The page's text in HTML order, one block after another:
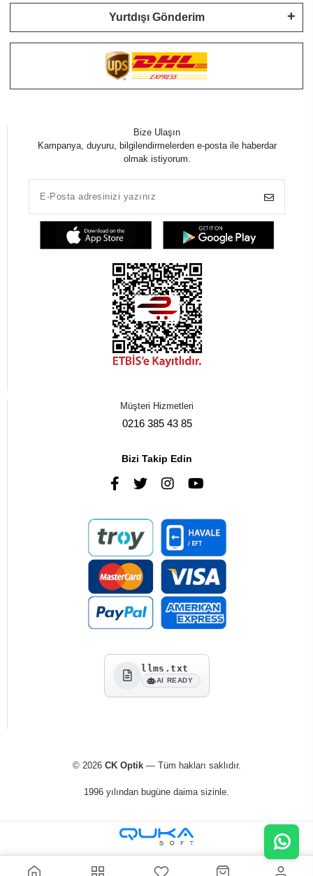
Yurtdışı Gönderim
Bize Ulaşın
Kampanya, duyuru, bilgilendirmelerden e-posta ile haberdar
olmak istiyorum.
Müşteri Hizmetleri
0216 385 43 85
Bizi Takip Edin
llms.txt
AI READY
© 2026 CK Optik— Tüm hakları saklıdır.
1996 yılından bugüne daima sizinle.